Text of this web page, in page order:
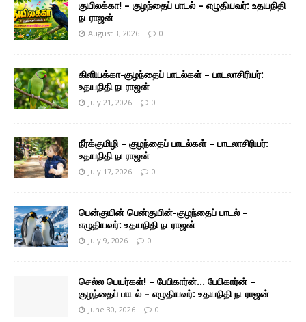
குயிலக்கா! – குழந்தைப் பாடல் – எழுதியவர்: உதயநிதி
நடராஜன்
August 3, 2026 0
கிளியக்கா-குழந்தைப் பாடல்கள் – பாடலாசிரியர்:
உதயநிதி நடராஜன்
July 21, 2026 0
நீர்க்குமிழி – குழந்தைப் பாடல்கள் – பாடலாசிரியர்:
உதயநிதி நடராஜன்
July 17, 2026 0
பென்குயின் பென்குயின்-குழந்தைப் பாடல் –
எழுதியவர்: உதயநிதி நடராஜன்
July 9, 2026 0
செல்ல பெயர்கள்! – பேபிகார்ன்… பேபிகார்ன் –
குழந்தைப் பாடல் – எழுதியவர்: உதயநிதி நடராஜன்
June 30, 2026 0